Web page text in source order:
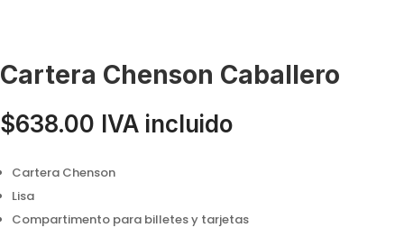
Cartera Chenson Caballero
$638.00 IVA incluido
Cartera Chenson
Lisa
Compartimento para billetes y tarjetas